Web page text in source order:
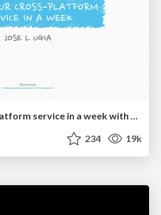
Build your cross-platform service in a week with App Engine
234 19k